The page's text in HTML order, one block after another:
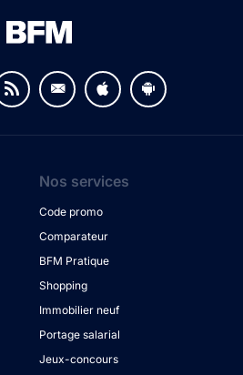
Nos services
Code promo
Comparateur
BFM Pratique
Shopping
Immobilier neuf
Portage salarial
Jeux-concours